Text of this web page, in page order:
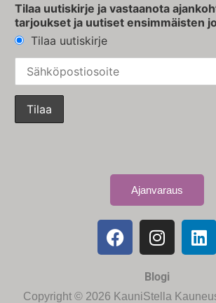
Tilaa uutiskirje ja vastaanota
tarjoukset ja uutiset ensimmäisten
Tilaa uutiskirje
Ajanvaraus
Blogi
Copyright © 2026 KauniStella